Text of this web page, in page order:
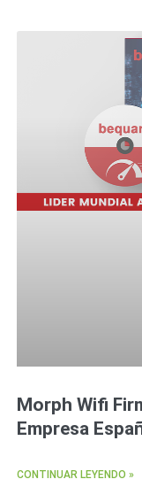
Morph Wifi
Empresa
CONTINUAR LEYENDO »